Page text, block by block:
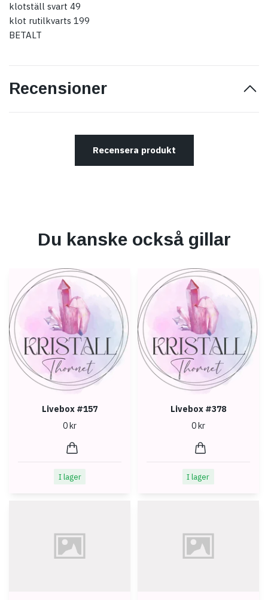
klotställ svart 49
klot rutilkvarts 199
BETALT
Recensioner
Recensera produkt
Du kanske också gillar
Livebox #157
0 kr
I lager
Livebox #378
0 kr
I lager